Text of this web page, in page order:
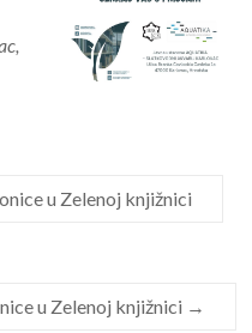
u Zelenoj knjižnici
u Zelenoj knjižnici →